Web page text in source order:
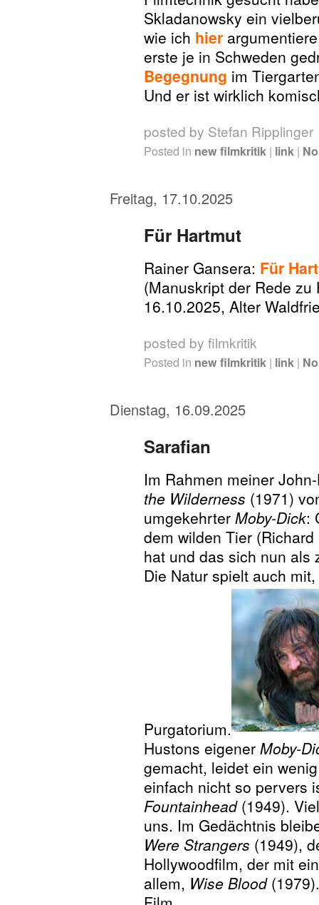
Skladanowsky ein
wie ich hier
erste je in Schweden
Begegnung im
Und er ist wirklich
posted by Stefan Ripplinger
Posted in new filmkritik | link |
Freitag, 17.10.2025
Für Hartmut
Rainer Gansera: Für
(Manuskript der Rede
16.10.2025, Alter
posted by filmkritik
Posted in new filmkritik | link |
Dienstag, 16.09.2025
Sarafian
Im Rahmen meiner
the Wilderness (1971)
umgekehrter Moby-Dick:
dem wilden Tier
hat und das sich nun
Die Natur spielt auch
Purgatorium.
Hustons eigener Moby-
gemacht, leidet ein
einfach nicht so pervers
Fountainhead(1949).
uns. Im Gedächtnis
Were Strangers (1949),
Hollywoodfilm, der mit
allem, Wise Blood